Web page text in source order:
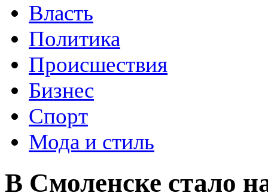
Власть
Политика
Происшествия
Бизнес
Спорт
Мода и стиль
В Смоленске стало